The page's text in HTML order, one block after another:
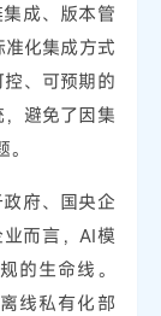
成、版本管
化集成方式
控、可预期的
避免了因集
府、国央企
而言，AI模
的生命线。
线私有化部